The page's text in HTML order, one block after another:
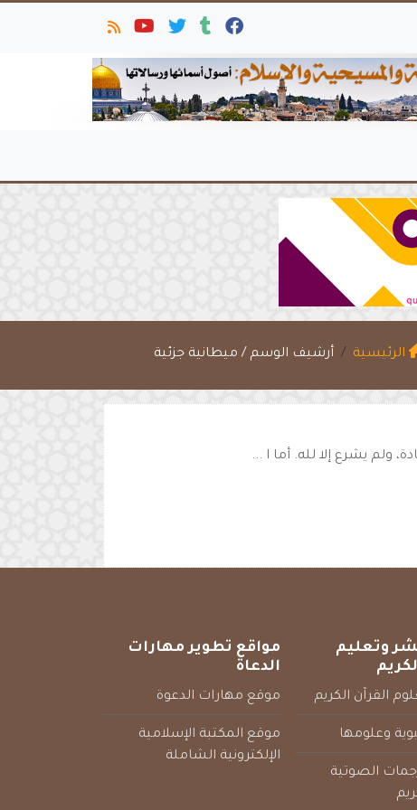
الرئيسية أرشيف الوسم / ميطانية جزئية
ولم يشرع إلا لله. أما ا ...
وتعليم
القرآن الكريم
وعلومها
الصوتية
مواقع تطوير مهارات
الدعاة
موقع مهارات الدعوة
موقع المكتبة الإسلامية
الإلكترونية الشاملة